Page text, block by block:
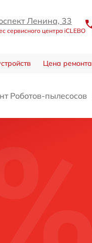
Ленина, 33
сервисного центра iCLEBO
Цена ремонта
Роботов-пылесосов